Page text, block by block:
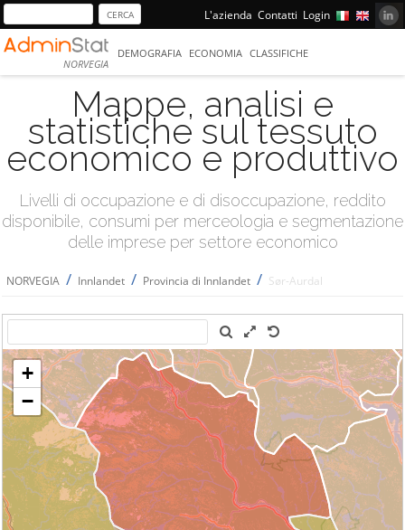
L'azienda Contatti Login
NORVEGIA
DEMOGRAFIA ECONOMIA CLASSIFICHE
Mappe, analisi e
statistiche sul tessuto
economico e produttivo
Livelli di occupazione e di disoccupazione, reddito
disponibile, consumi per merceologia e segmentazione
delle imprese per settore economico
NORVEGIA / Innlandet / Provincia di Innlandet / Sør-Aurdal